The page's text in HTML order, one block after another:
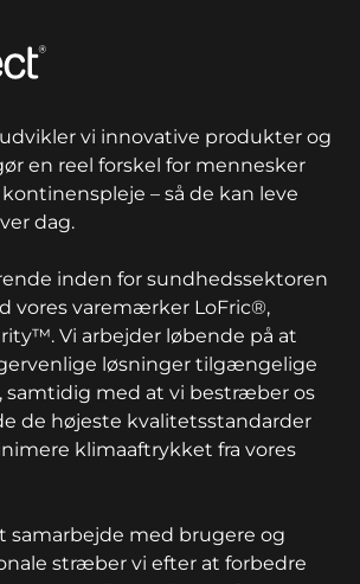
vi innovative produkter og
en reel forskel for mennesker
– så de kan leve
dag.
inden for sundhedssektoren
vores varemærker LoFric®,
Vi arbejder løbende på at
løsninger tilgængelige
samtidig med at vi bestræber os
de højeste kvalitetsstandarder
klimaaftrykket fra vores
med brugere og
stræber vi efter at forbedre